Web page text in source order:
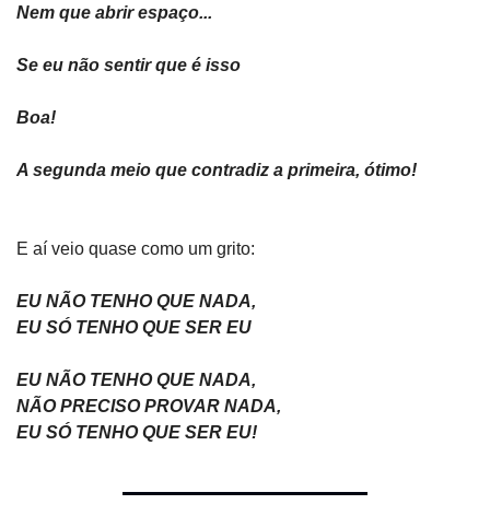
Nem que abrir espaço...
Se eu não sentir que é isso
Boa!
A segunda meio que contradiz a primeira, ótimo!
E aí veio quase como um grito:
EU NÃO TENHO QUE NADA,
EU SÓ TENHO QUE SER EU
EU NÃO TENHO QUE NADA,
NÃO PRECISO PROVAR NADA,
EU SÓ TENHO QUE SER EU!